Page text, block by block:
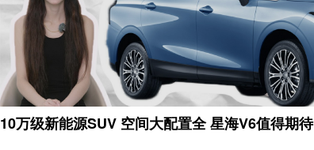
10万级新能源SUV 空间大配置全 星海V6值得期待